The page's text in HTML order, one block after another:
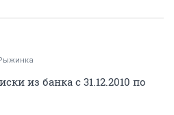
из банка с 31.12.2010 по